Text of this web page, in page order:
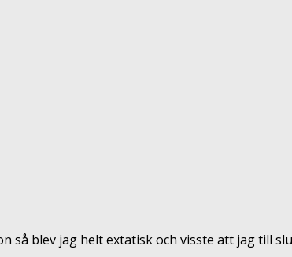
så blev jag helt extatisk och visste att jag till